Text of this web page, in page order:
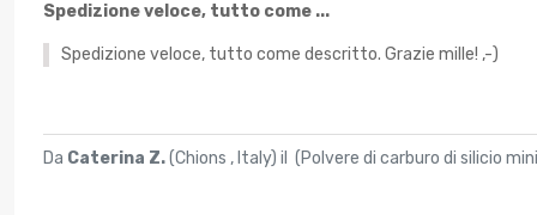
Spedizione veloce, tutto come ...
Spedizione veloce, tutto come descritto. Grazie mille! ,-)
Da Caterina Z.(Chions , Italy) il (Polvere di carburo di silicio